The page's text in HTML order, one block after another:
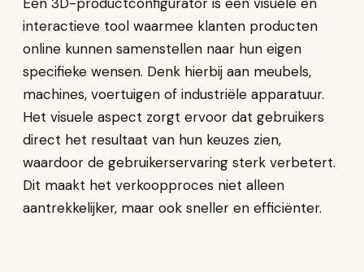
interactieve tool waarmee klanten producten
online kunnen samenstellen naar hun eigen
specifieke wensen. Denk hierbij aan meubels,
machines, voertuigen of industriële apparatuur.
Het visuele aspect zorgt ervoor dat gebruikers
direct het resultaat van hun keuzes zien,
waardoor de gebruikerservaring sterk verbetert.
Dit maakt het verkoopproces niet alleen
aantrekkelijker, maar ook sneller en efficiënter.